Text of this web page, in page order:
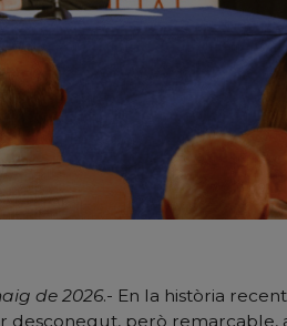
de 2026.- En la història
però remarcable,